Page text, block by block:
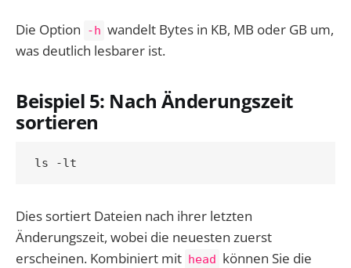
Die Option -h wandelt Bytes in KB, MB oder GB um,
was deutlich lesbarer ist.
Beispiel 5: Nach Änderungszeit
sortieren
Dies sortiert Dateien nach ihrer letzten
Änderungszeit, wobei die neuesten zuerst
erscheinen. Kombiniert mit head können Sie die